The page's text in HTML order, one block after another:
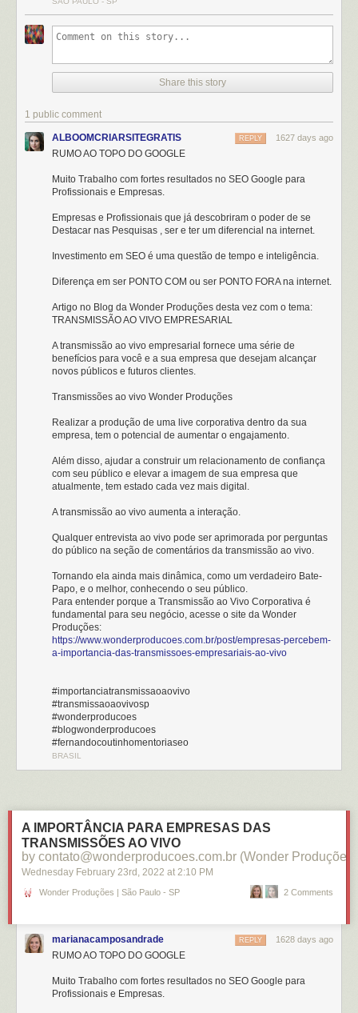
Share this story
1 public comment
ALBOOMCRIARSITEGRATIS 1627 days ago
REPLY
RUMO AO TOPO DO GOOGLE
Muito Trabalho com fortes resultados no SEO Google para
Profissionais e Empresas.
Empresas e Profissionais que já descobriram o poder de se
Destacar nas Pesquisas , ser e ter um diferencial na internet.
Investimento em SEO é uma questão de tempo e inteligência.
Diferença em ser PONTO COM ou ser PONTO FORA na internet.
Artigo no Blog da Wonder Produções desta vez com o tema:
TRANSMISSÃO AO VIVO EMPRESARIAL
A transmissão ao vivo empresarial fornece uma série de
benefícios para você e a sua empresa que desejam alcançar
novos públicos e futuros clientes.
Transmissões ao vivo Wonder Produções
Realizar a produção de uma live corporativa dentro da sua
empresa, tem o potencial de aumentar o engajamento.
Além disso, ajudar a construir um relacionamento de confiança
com seu público e elevar a imagem de sua empresa que
atualmente, tem estado cada vez mais digital.
A transmissão ao vivo aumenta a interação.
Qualquer entrevista ao vivo pode ser aprimorada por perguntas
do público na seção de comentários da transmissão ao vivo.
Tornando ela ainda mais dinâmica, como um verdadeiro Bate-
Papo, e o melhor, conhecendo o seu público.
Para entender porque a Transmissão ao Vivo Corporativa é
fundamental para seu negócio, acesse o site da Wonder
Produções:
https://www.wonderproducoes.com.br/post/empresas-percebem-
a-importancia-das-transmissoes-empresariais-ao-vivo
#importanciatransmissaoaovivo
#transmissaoaovivosp
#wonderproducoes
#blogwonderproducoes
#fernandocoutinhomentoriaseo
BRASIL
A IMPORTÂNCIA PARA EMPRESAS DAS
TRANSMISSÕES AO VIVO
by contato@wonderproducoes.com.br (Wonder Produções)
Wednesday February 23rd , 2022 at 2:10 PM
Wonder Produções | São Paulo - SP 2 Comments
marianacamposandrade 1628 days ago
REPLY
RUMO AO TOPO DO GOOGLE
Muito Trabalho com fortes resultados no SEO Google para
Profissionais e Empresas.